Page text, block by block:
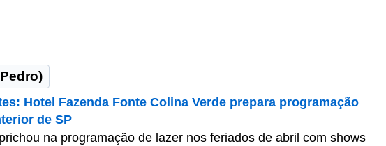
Hotel Fazenda Fonte Colina Verde prepara programação
de SP
na programação de lazer nos feriados de abril com shows